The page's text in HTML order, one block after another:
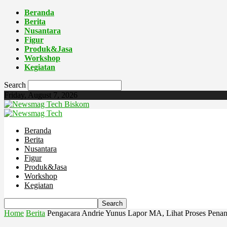
Beranda
Berita
Nusantara
Figur
Produk&Jasa
Workshop
Kegiatan
Search
Friday, August 7, 2026
Biskom
Beranda
Berita
Nusantara
Figur
Produk&Jasa
Workshop
Kegiatan
Home Berita Pengacara Andrie Yunus Lapor MA, Lihat Proses